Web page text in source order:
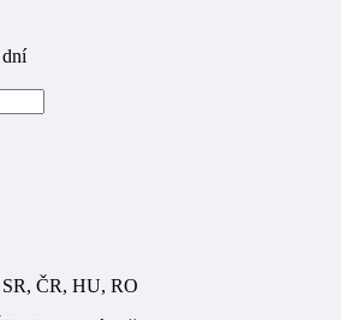
SR, ČR, HU, RO